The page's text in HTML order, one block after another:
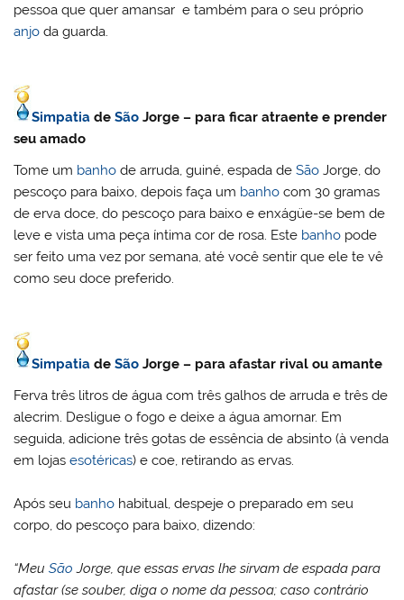
pessoa que quer amansar e também para o seu próprio
anjo da guarda.
Simpatia deSão Jorge – para ficar atraente e prender
seu amado
Tome um banho de arruda, guiné, espada deSão Jorge, do
pescoço para baixo, depois faça um banho com 30 gramas
de erva doce, do pescoço para baixo e enxágüe-se bem de
leve e vista uma peça íntima cor de rosa. Este banho pode
ser feito uma vez por semana, até você sentir que ele te vê
como seu doce preferido.
Simpatia deSão Jorge – para afastar rival ou amante
Ferva três litros de água com três galhos de arruda e três de
alecrim. Desligue o fogo e deixe a água amornar. Em
seguida, adicione três gotas de essência de absinto (à venda
em lojasesotéricas) e coe, retirando as ervas.
Após seu banho habitual, despeje o preparado em seu
corpo, do pescoço para baixo, dizendo:
“MeuSão Jorge, que essas ervas lhe sirvam de espada para
afastar (se souber, diga o nome da pessoa; caso contrário